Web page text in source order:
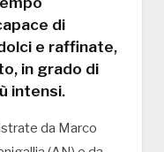
di
e raffinate,
in grado di
intensi.
da Marco